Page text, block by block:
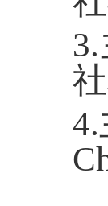
3.
4.